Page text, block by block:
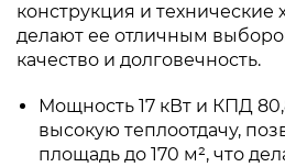
конструкция и технические
делают ее отличным
качество и долговечность.
Мощность 17 кВт и КПД
высокую теплоотдачу,
площадь до 170 м², что